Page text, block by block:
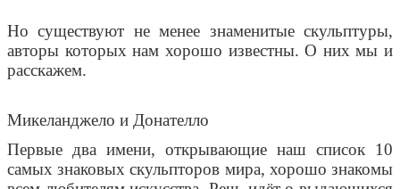
Но существуют не менее знаменитые скульптуры,
авторы которых нам хорошо известны. О них мы и
расскажем.
Микеланджело и Донателло
Первые два имени, открывающие наш список 10
самых знаковых скульпторов мира, хорошо знакомы